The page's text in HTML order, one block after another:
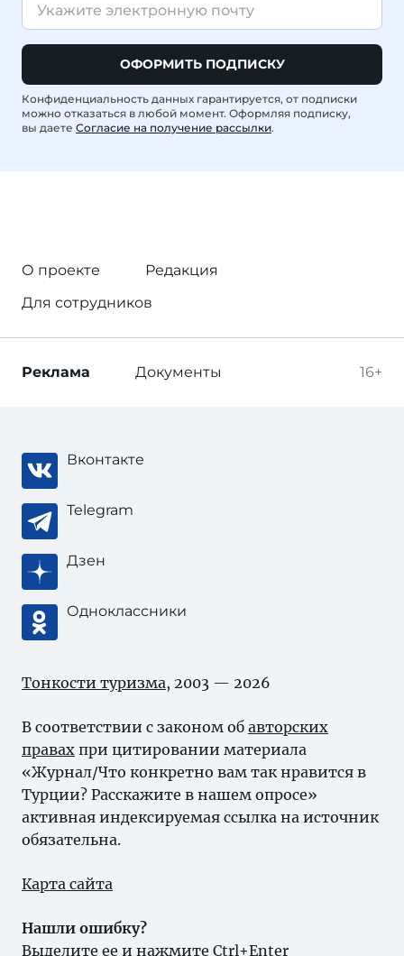
ОФОРМИТЬ ПОДПИСКУ
Конфиденциальность данных гарантируется, от подписки
можно отказаться в любой момент. Оформляя подписку,
вы даете Согласие на получение рассылки.
О проекте
Редакция
Для сотрудников
16+
Реклама Документы
Вконтакте
Telegram
Дзен
Одноклассники
Тонкости туризма, 2003 — 2026
В соответствии с законом об авторских
правах при цитировании материала
«Журнал/Что конкретно вам так нравится в
Турции? Расскажите в нашем опросе»
активная индексируемая ссылка на источник
обязательна.
Карта сайта
Нашли ошибку?
Выделите ее и нажмите Ctrl+Enter